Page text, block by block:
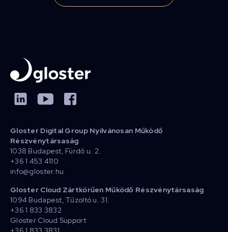
Gloster Digital Group Nyilvánosan Működő
Részvénytársaság
1038 Budapest, Fürdő u. 2.
+36 1 453 4110
info@gloster.hu
Gloster Cloud Zártkörűen Működő Részvénytársaság
1094 Budapest, Tűzoltó u. 31.
+36 1 833 3832
Gloster Cloud Support